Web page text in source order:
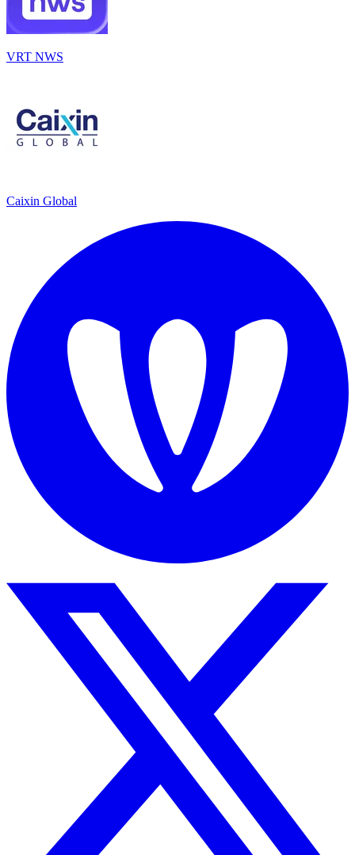
VRT NWS
Caixin Global